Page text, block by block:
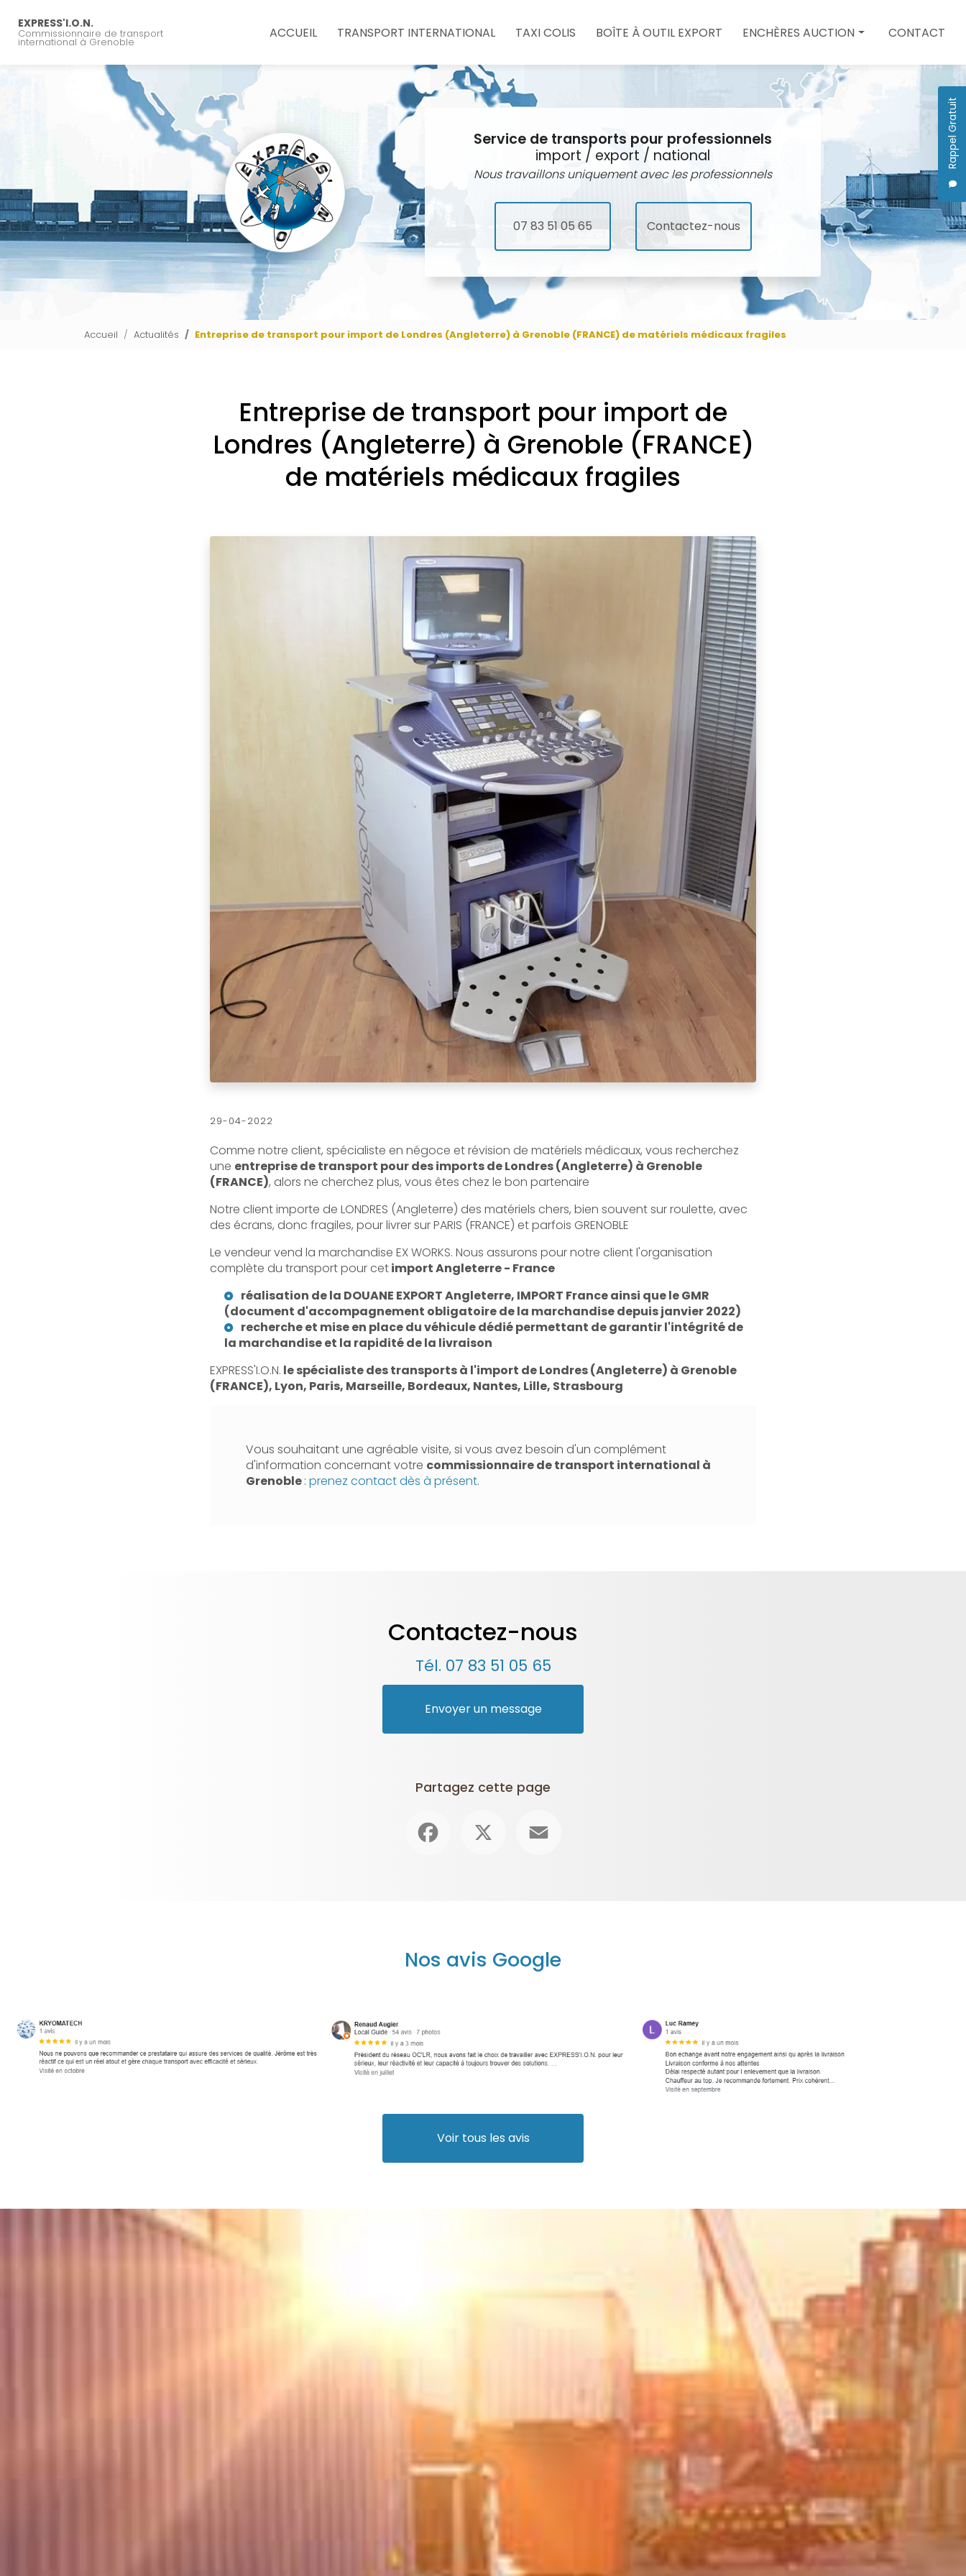
contenu
EXPRESS'I.O.N.
Commissionnaire de transport
international à Grenoble
Rappel Gratuit
ACCUEIL
TRANSPORT INTERNATIONAL TAXI COLIS BOÎTE À OUTIL EXPORT ENCHÈRES AUCTION
Enchères auction
CONTACT
Service de transports pour professionnels
import / export / national
Nous travaillons uniquement avec les professionnels
07 83 51 05 65 Contactez-nous
Accueil Actualités Entreprise de transport pour import de Londres (Angleterre) à Grenoble (FRANCE) de matériels médicaux fragiles
Entreprise de transport pour import de
Londres (Angleterre) à Grenoble (FRANCE)
de matériels médicaux fragiles
29-04-2022
Comme notre client, spécialiste en négoce et révision de matériels médicaux, vous recherchez
une entreprise de transport pour des imports de Londres (Angleterre) à Grenoble
(FRANCE), alors ne cherchez plus, vous êtes chez le bon partenaire
Notre client importe de LONDRES (Angleterre) des matériels chers, bien souvent sur roulette, avec
des écrans, donc fragiles, pour livrer sur PARIS (FRANCE) et parfois GRENOBLE
Le vendeur vend la marchandise EX WORKS. Nous assurons pour notre client l'organisation
complète du transport pour cetimport Angleterre - France
réalisation de la DOUANE EXPORT Angleterre, IMPORT France ainsi que le GMR
(document d'accompagnement obligatoire de la marchandise depuis janvier 2022)
recherche et mise en place du véhicule dédié permettant de garantir l'intégrité de
la marchandise et la rapidité de la livraison
EXPRESS'I.O.N. le spécialiste des transports à l'import de Londres (Angleterre) à Grenoble
(FRANCE), Lyon, Paris, Marseille, Bordeaux, Nantes, Lille, Strasbourg
Vous souhaitant une agréable visite, si vous avez besoin d'un complément
d'information concernant votre commissionnaire de transport international à
Grenoble: prenez contact dès à présent.
Contactez-nous
Tél. 07 83 51 05 65
Envoyer un message
Partagez cette page
Nos avis Google
Voir tous les avis